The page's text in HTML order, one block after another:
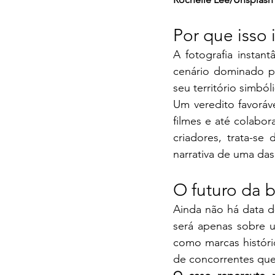
Por que
A fotografia
cenário dominado
seu território
Um veredito
filmes e até
criadores, trata-
narrativa de uma
O futuro da
Ainda não há data
será apenas sobre
como marcas
de concorrentes